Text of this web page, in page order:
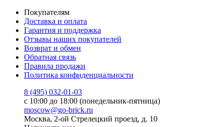
Покупателям
Доставка и оплата
Гарантия и поддержка
Отзывы наших покупателей
Возврат и обмен
Обратная связь
Правила продажи
Политика конфиденциальности
8 (495) 032-01-03
с 10:00 до 18:00 (понедельник-пятница)
moscow@go-brick.ru
Москва, 2-ой Стрелецкий проезд, д. 10